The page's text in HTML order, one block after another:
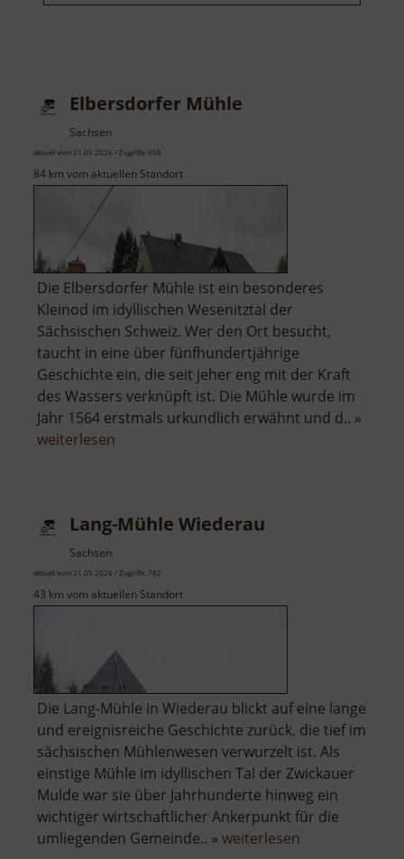
Elbersdorfer Mühle
Sachsen
aktuell vom 21.05.2026 / Zugriffe: 658
84 km vom aktuellen Standort
Die Elbersdorfer Mühle ist ein besonderes
Kleinod im idyllischen Wesenitztal der
Sächsischen Schweiz. Wer den Ort besucht,
taucht in eine über fünfhundertjährige
Geschichte ein, die seit jeher eng mit der Kraft
des Wassers verknüpft ist. Die Mühle wurde im
Jahr 1564 erstmals urkundlich erwähnt und d.. »
weiterlesen
Lang-Mühle Wiederau
Sachsen
aktuell vom 21.05.2026 / Zugriffe: 782
43 km vom aktuellen Standort
Die Lang-Mühle in Wiederau blickt auf eine lange
und ereignisreiche Geschichte zurück, die tief im
sächsischen Mühlenwesen verwurzelt ist. Als
einstige Mühle im idyllischen Tal der Zwickauer
Mulde war sie über Jahrhunderte hinweg ein
wichtiger wirtschaftlicher Ankerpunkt für die
umliegenden Gemeinde.. » weiterlesen